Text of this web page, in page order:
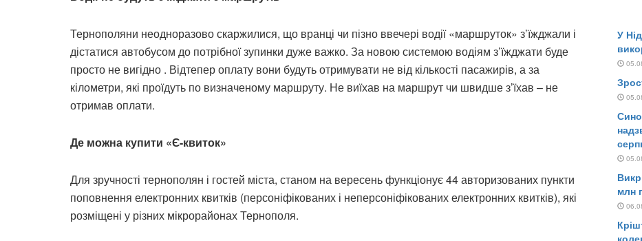
Тернополяни неодноразово скаржилися, що вранці чи пізно ввечері водії «маршруток» з’їжджали і
дістатися автобусом до потрібної зупинки дуже важко. За новою системою водіям з’їжджати буде
просто не вигідно . Відтепер оплату вони будуть отримувати не від кількості пасажирів, а за
кілометри, які проїдуть по визначеному маршруту. Не виїхав на маршрут чи швидше з’їхав – не
отримав оплати.
Де можна купити «Є-квиток»
Для зручності тернополян і гостей міста, станом на вересень функціонує 44 авторизованих пункти
поповнення електронних квитків (персоніфікованих і неперсоніфікованих електронних квитків), які
розміщені у різних мікрорайонах Тернополя.